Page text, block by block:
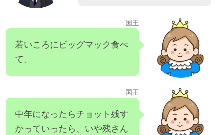
国王
若いころにビッグマック食べ
て、
国王
中年になったらチョット残す
かっていったら、いや残さん